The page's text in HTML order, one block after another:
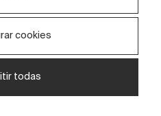
Permite
solución con
cookies
todas